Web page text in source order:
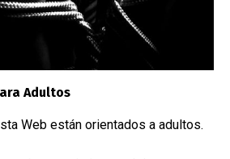
Adultos
Web están orientados a adultos.